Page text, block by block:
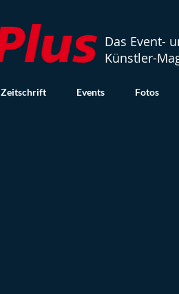
Das Event-
Künstler-
Zeitschrift Events Fotos